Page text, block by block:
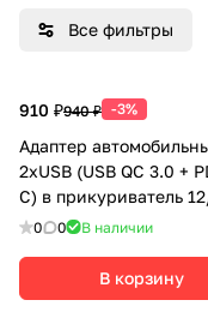
Все фильтры
910 ₽940 ₽ -3%
Адаптер
2хUSB (USB QC 3.0 +
C) в прикуриватель
черный CARLINE
0 0 В наличии
В корзину